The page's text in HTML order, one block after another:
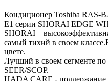
Кондиционер Toshiba RAS-
E1 серии SHORAI EDGE
SHORAI –
самый тихий в своем
цвете.
Лучший в своем сегменте по
SEER/SCOP.
HADA CARE - поддержание